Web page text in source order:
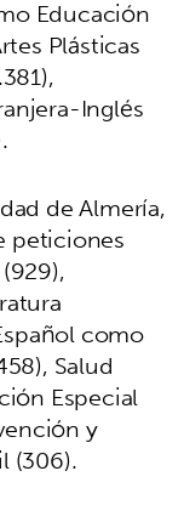
Educación
Plásticas
Inglés
de Almería,
peticiones
como
Salud
Especial
y
(306).